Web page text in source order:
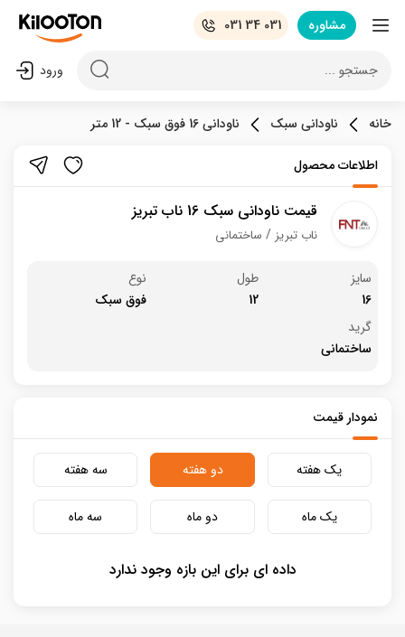
مشاوره 031 34 031
جستجو ... ورود
خانه ناودانی سبک ناودانی 16 فوق سبک - 12 متر
اطلاعات محصول
قیمت ناودانی سبک 16 ناب تبریز
ساختمانی ناب تبریز
سایز
16
طول
12
نوع
فوق سبک
گرید
ساختمانی
نمودار قیمت
یک هفته دو هفته سه هفته
یک ماه دو ماه سه ماه
داده ای برای این بازه وجود ندارد